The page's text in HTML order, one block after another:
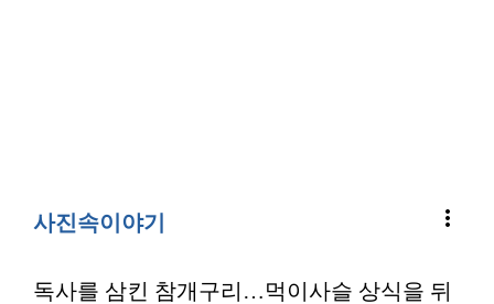
사진속이야기 more_vert
독사를 삼킨 참개구리…먹이사슬 상식을 뒤